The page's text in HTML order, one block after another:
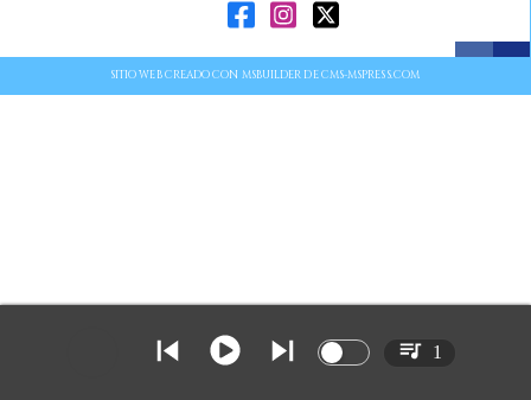
SITIO WEB CREADO CON MSBUILDER DE CMS-MSPRESS.COM
1